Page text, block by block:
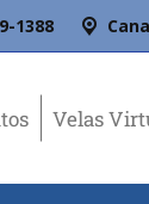
1388
Velas